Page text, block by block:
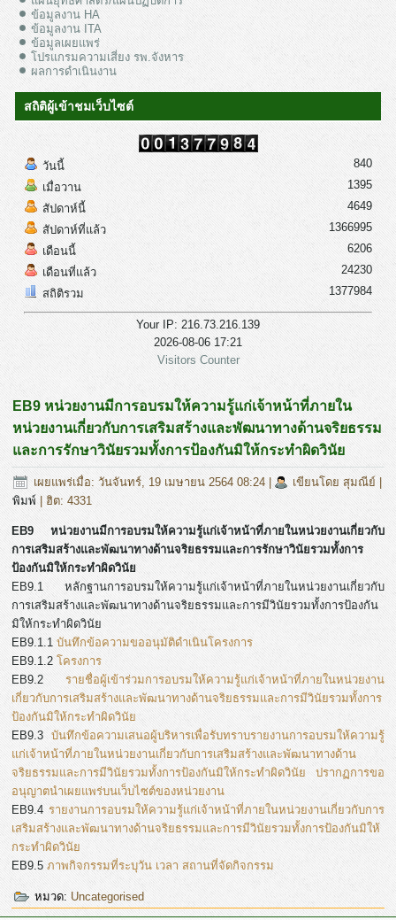
ข้อมูลงาน HA
ข้อมูลงาน ITA
ข้อมูลเผยแพร่
โปรแกรมความเสี่ยง รพ.จังหาร
ผลการดำเนินงาน
สถิติผู้เข้าชมเว็บไซต์
วันนี้
เมื่อวาน
สัปดาห์นี้
สัปดาห์ที่แล้ว
เดือนนี้
เดือนที่แล้ว
สถิติรวม
840
1395
4649
1366995
6206
24230
1377984
Your IP: 216.73.216.139
2026-08-06 17:21
Visitors Counter
EB9 หน่วยงานมีการอบรมให้ความรู้แก่เจ้าหน้าที่ภายใน
หน่วยงานเกี่ยวกับการเสริมสร้างและพัฒนาทางด้านจริยธรรม
และการรักษาวินัยรวมทั้งการป้องกันมิให้กระทำผิดวินัย
เผยแพร่เมื่อ: วันจันทร์, 19 เมษายน 2564 08:24| เขียนโดย สุมณีย์ |
พิมพ์ | ฮิต: 4331
EB9 หน่วยงานมีการอบรมให้ความรู้แก่เจ้าหน้าที่ภายในหน่วยงานเกี่ยวกับ
การเสริมสร้างและพัฒนาทางด้านจริยธรรมและการรักษาวินัยรวมทั้งการ
ป้องกันมิให้กระทำผิดวินัย
EB9.1 หลักฐานการอบรมให้ความรู้แก่เจ้าหน้าที่ภายในหน่วยงานเกี่ยวกับ
การเสริมสร้างและพัฒนาทางด้านจริยธรรมและการมีวินัยรวมทั้งการป้องกัน
มิให้กระทำผิดวินัย
EB9.1.1บันทึกข้อความขออนุมัติดำเนินโครงการ
EB9.1.2โครงการ
EB9.2 รายชื่อผู้เข้าร่วมการอบรมให้ความรู้แก่เจ้าหน้าที่ภายในหน่วยงาน
เกี่ยวกับการเสริมสร้างและพัฒนาทางด้านจริยธรรมและการมีวินัยรวมทั้งการ
ป้องกันมิให้กระทำผิดวินัย
EB9.3 บันทึกข้อความเสนอผู้บริหารเพื่อรับทราบรายงานการอบรมให้ความรู้
แก่เจ้าหน้าที่ภายในหน่วยงานเกี่ยวกับการเสริมสร้างและพัฒนาทางด้าน
จริยธรรมและการมีวินัยรวมทั้งการป้องกันมิให้กระทำผิดวินัย ปรากฏการขอ
อนุญาตนำเผยแพร่บนเว็บไซต์ของหน่วยงาน
EB9.4 รายงานการอบรมให้ความรู้แก่เจ้าหน้าที่ภายในหน่วยงานเกี่ยวกับการ
เสริมสร้างและพัฒนาทางด้านจริยธรรมและการมีวินัยรวมทั้งการป้องกันมิให้
กระทำผิดวินัย
EB9.5ภาพกิจกรรมที่ระบุวัน เวลา สถานที่จัดกิจกรรม
หมวด: Uncategorised